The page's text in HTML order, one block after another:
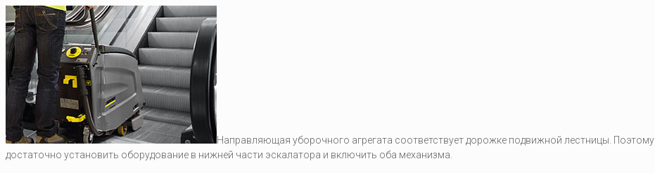
Направляющая уборочного агрегата соответствует дорожке подвижной лестницы. Поэтому
достаточно установить оборудование в нижней части эскалатора и включить оба механизма.